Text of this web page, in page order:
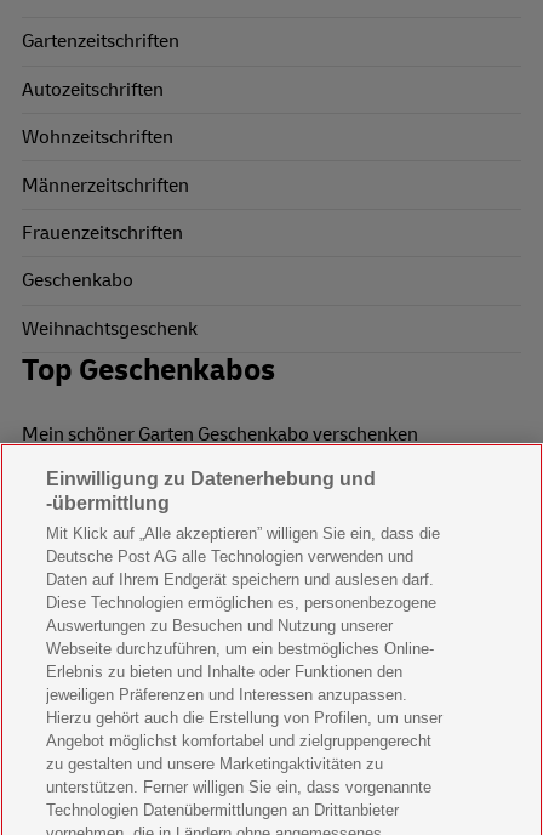
Gartenzeitschriften
Autozeitschriften
Wohnzeitschriften
Männerzeitschriften
Frauenzeitschriften
Geschenkabo
Weihnachtsgeschenk
Top Geschenkabos
Mein schöner Garten Geschenkabo verschenken
Wohnen & Garten Geschenkabo verschenken
Mein schönes Land Geschenkabo verschenken
Bild der Frau Geschenkabo verschenken
11 Freunde Geschenkabo verschenken
LEGO Ninjago Magazin Geschenkabo verschenken
Brigitte Geschenkabo verschenken
GEOlino Geschenkabo verschenken
Stern Crime Geschenkabo verschenken
Einwilligung zu Datenerhebung und
-übermittlung
Mit Klick auf „Alle akzeptieren” willigen Sie ein, dass die
Deutsche Post AG alle Technologien verwenden und
Daten auf Ihrem Endgerät speichern und auslesen darf.
Diese Technologien ermöglichen es, personenbezogene
Auswertungen zu Besuchen und Nutzung unserer
Webseite durchzuführen, um ein bestmögliches Online-
Erlebnis zu bieten und Inhalte oder Funktionen den
jeweiligen Präferenzen und Interessen anzupassen.
Hierzu gehört auch die Erstellung von Profilen, um unser
Angebot möglichst komfortabel und zielgruppengerecht
zu gestalten und unsere Marketingaktivitäten zu
unterstützen. Ferner willigen Sie ein, dass vorgenannte
Technologien Datenübermittlungen an Drittanbieter